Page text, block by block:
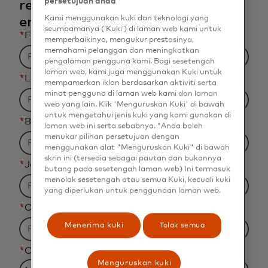
report and related content via
email.
*First Name
*Last Name
*Business Email Address
*Job Title
*Organization Name
*Country
Kami menggunakan kuki dan teknologi yang
seumpamanya (‘Kuki’) di laman web kami untuk
memperbaikinya, mengukur prestasinya,
memahami pelanggan dan meningkatkan
pengalaman pengguna kami. Bagi sesetengah
laman web, kami juga menggunakan Kuki untuk
mempamerkan iklan berdasarkan aktiviti serta
minat pengguna di laman web kami dan laman
web yang lain. Klik 'Menguruskan Kuki' di bawah
untuk mengetahui jenis kuki yang kami gunakan di
laman web ini serta sebabnya. *Anda boleh
menukar pilihan persetujuan dengan
menggunakan alat "Menguruskan Kuki" di bawah
skrin ini (tersedia sebagai pautan dan bukannya
butang pada sesetengah laman web) Ini termasuk
menolak sesetengah atau semua Kuki, kecuali kuki
yang diperlukan untuk penggunaan laman web.
Menerima kuki Tolak semua
Menguruskan kuki